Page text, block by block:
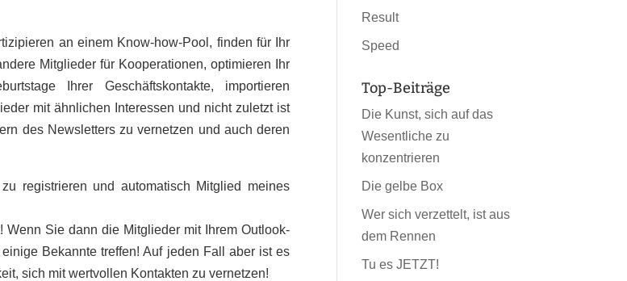
an einem Know-how-Pool, finden für Ihr
Mitglieder für Kooperationen, optimieren Ihr
Ihrer Geschäftskontakte, importieren
mit ähnlichen Interessen und nicht zuletzt ist
des Newsletters zu vernetzen und auch deren
registrieren und automatisch Mitglied meines
Sie dann die Mitglieder mit Ihrem Outlook-
Bekannte treffen! Auf jeden Fall aber ist es
sich mit wertvollen Kontakten zu vernetzen!
Result
Speed
Top-Beiträge
Die Kunst, sich auf das
Wesentliche zu
konzentrieren
Die gelbe Box
Wer sich verzettelt, ist aus
dem Rennen
Tu es JETZT!